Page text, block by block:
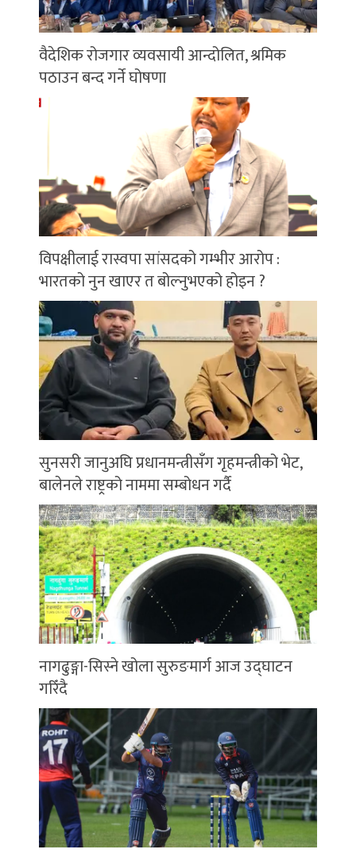
वैदेशिक रोजगार व्यवसायी आन्दोलित, श्रमिक
पठाउन बन्द गर्ने घोषणा
विपक्षीलाई रास्वपा सांसदको गम्भीर आरोप :
भारतको नुन खाएर त बोल्नुभएको होइन ?
सुनसरी जानुअघि प्रधानमन्त्रीसँग गृहमन्त्रीको भेट,
बालेनले राष्ट्रको नाममा सम्बोधन गर्दै
नागढुङ्गा-सिस्ने खोला सुरुङमार्ग आज उद्घाटन
गरिँदै